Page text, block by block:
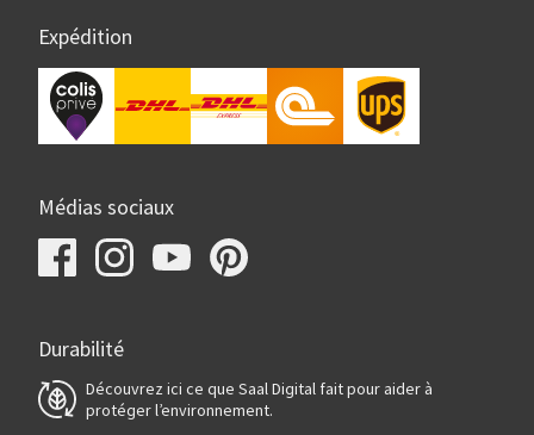
Expédition
Médias sociaux
Durabilité
Découvrez ici ce que Saal Digital fait pour aider à
protéger l’environnement.